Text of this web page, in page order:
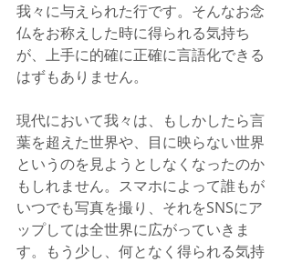
我々に与えられた行です。そんなお念
仏をお称えした時に得られる気持ち
が、上手に的確に正確に言語化できる
はずもありません。
現代において我々は、もしかしたら言
葉を超えた世界や、目に映らない世界
というのを見ようとしなくなったのか
もしれません。スマホによって誰もが
いつでも写真を撮り、それをSNSにア
ップしては全世界に広がっていきま
す。もう少し、何となく得られる気持